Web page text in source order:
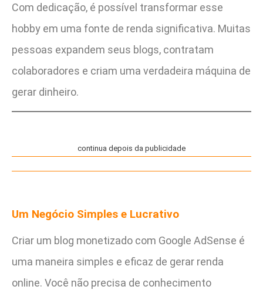
Com dedicação, é possível transformar esse
hobby em uma fonte de renda significativa. Muitas
pessoas expandem seus blogs, contratam
colaboradores e criam uma verdadeira máquina de
gerar dinheiro.
continua depois da publicidade
Um Negócio Simples e Lucrativo
Criar um blog monetizado com Google AdSense é
uma maneira simples e eficaz de gerar renda
online. Você não precisa de conhecimento